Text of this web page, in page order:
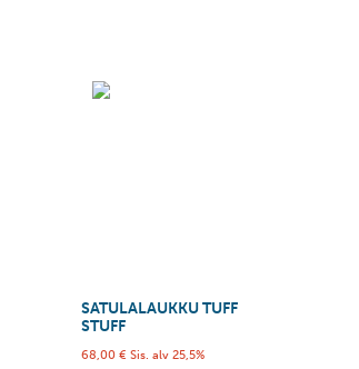
SATULALAUKKU TUFF
STUFF
68,00 € Sis. alv 25,5%